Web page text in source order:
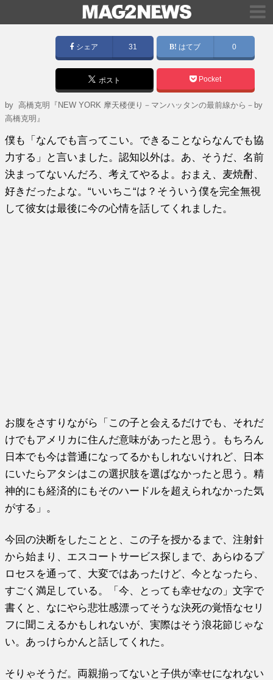
シェア 31 はてブ 0
ポスト Pocket
by高橋克明『NEW YORK 摩天楼便り－マンハッタンの最前線から－by
高橋克明』
僕も「なんでも言ってこい。できることならなんでも協
力する」と言いました。認知以外は。あ、そうだ、名前
決まってないんだろ、考えてやるよ。おまえ、麦焼酎、
好きだったよな。“いいちこ“は？そういう僕を完全無視
して彼女は最後に今の心情を話してくれました。
お腹をさすりながら「この子と会えるだけでも、それだ
けでもアメリカに住んだ意味があったと思う。もちろん
日本でも今は普通になってるかもしれないけれど、日本
にいたらアタシはこの選択肢を選ばなかったと思う。精
神的にも経済的にもそのハードルを超えられなかった気
がする」。
今回の決断をしたことと、この子を授かるまで、注射針
から始まり、エスコートサービス探しまで、あらゆるプ
ロセスを通って、大変ではあったけど、今となったら、
すごく満足している。「今、とっても幸せなの」文字で
書くと、なにやら悲壮感漂ってそうな決死の覚悟なセリ
フに聞こえるかもしれないが、実際はそう浪花節じゃな
い。あっけらかんと話してくれた。
そりゃそうだ。両親揃ってないと子供が幸せになれない